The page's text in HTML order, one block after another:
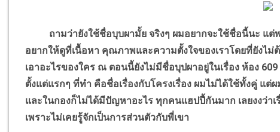
ถามว่ายังใช้ชื่อบุบผามั้ย จริงๆ ผมอยากจะใช้ชื่อนี้นะ แต่พ
อยากให้ดูที่เนื้อหา คุณภาพและความตั้งใจของเราโดยที่ยังไม่
เอาอะไรของใคร ณ ตอนนี้ยังไม่มีชื่อบุปผาอยู่ในเรื่อง ห้อง
ตั้งแต่แรกๆ ที่ทำ คือชื่อเรื่องกับโครงเรื่อง ผมไม่ได้ใช้ทั้งคู่ แ
และในกองก็ไม่ได้มีปัญหาอะไร ทุกคนแฮปปี้กันมาก เลยงงว่า
เพราะไม่เคยรู้จักเป็นการส่วนตัวกับพี่เขา